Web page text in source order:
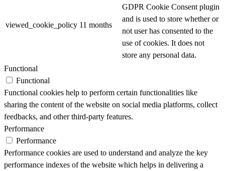
viewed_cookie_policy 11 months
GDPR Cookie Consent plugin
and is used to store whether or
not user has consented to the
use of cookies. It does not
store any personal data.
Functional
Functional
Functional cookies help to perform certain functionalities like
sharing the content of the website on social media platforms, collect
feedbacks, and other third-party features.
Performance
Performance
Performance cookies are used to understand and analyze the key
performance indexes of the website which helps in delivering a